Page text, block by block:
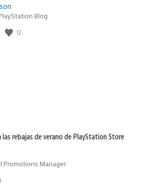
Blog
12
las rebajas de verano de PlayStation Store
Promotions Manager